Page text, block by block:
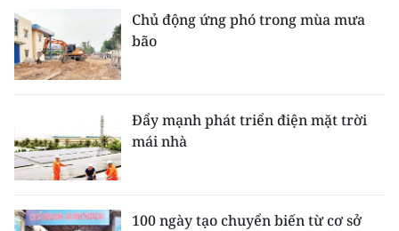
Chủ động ứng phó trong mùa mưa
bão
Đẩy mạnh phát triển điện mặt trời
mái nhà
100 ngày tạo chuyển biến từ cơ sở